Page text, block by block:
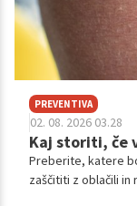
PREVENTIVA
02. 08. 2026 03.28
Kaj storiti, če
Preberite, katere
zaščititi z oblačili